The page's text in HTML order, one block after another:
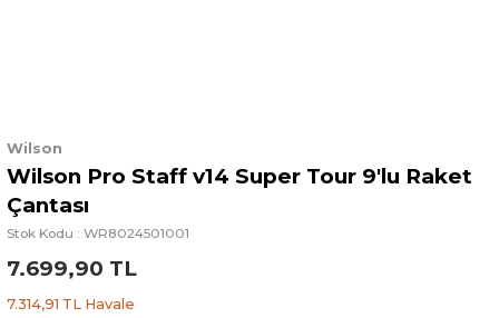
Wilson
Wilson Pro Staff v14 Super Tour 9'lu Raket
Çantası
Stok Kodu : WR8024501001
7.699,90 TL
7.314,91 TL Havale